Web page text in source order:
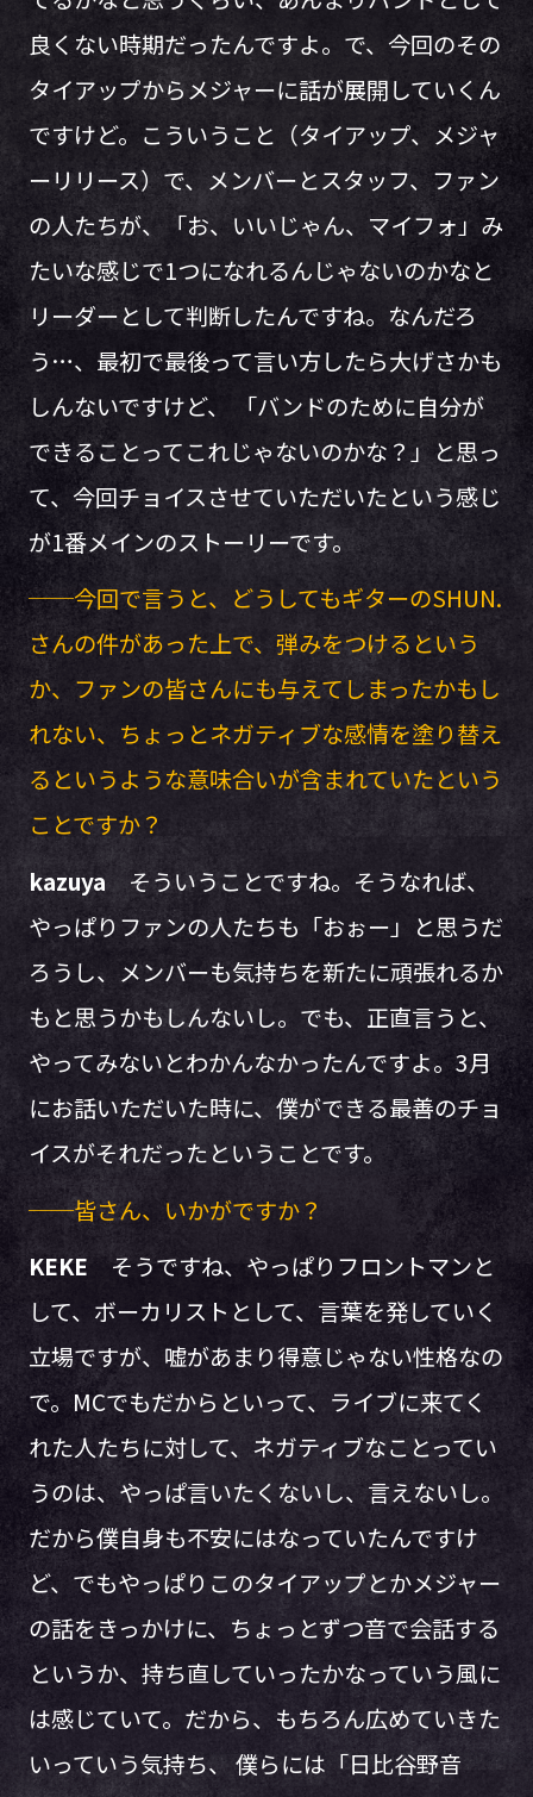
良くない時期だったんですよ。で、今回のその
タイアップからメジャーに話が展開していくん
ですけど。こういうこと（タイアップ、メジャ
ーリリース）で、メンバーとスタッフ、ファン
の人たちが、「お、いいじゃん、マイフォ」み
たいな感じで1つになれるんじゃないのかなと
リーダーとして判断したんですね。なんだろ
う…、最初で最後って言い方したら大げさかも
しんないですけど、 「バンドのために自分が
できることってこれじゃないのかな？」と思っ
て、今回チョイスさせていただいたという感じ
が1番メインのストーリーです。
──今回で言うと、どうしてもギターのSHUN.
さんの件があった上で、弾みをつけるという
か、ファンの皆さんにも与えてしまったかもし
れない、ちょっとネガティブな感情を塗り替え
るというような意味合いが含まれていたという
ことですか？
kazuya そういうことですね。そうなれば、
やっぱりファンの人たちも「おぉー」と思うだ
ろうし、メンバーも気持ちを新たに頑張れるか
もと思うかもしんないし。でも、正直言うと、
やってみないとわかんなかったんですよ。3月
にお話いただいた時に、僕ができる最善のチョ
イスがそれだったということです。
──皆さん、いかがですか？
KEKE そうですね、やっぱりフロントマンと
して、ボーカリストとして、言葉を発していく
立場ですが、嘘があまり得意じゃない性格なの
で。MCでもだからといって、ライブに来てく
れた人たちに対して、ネガティブなことってい
うのは、やっぱ言いたくないし、言えないし。
だから僕自身も不安にはなっていたんですけ
ど、でもやっぱりこのタイアップとかメジャー
の話をきっかけに、ちょっとずつ音で会話する
というか、持ち直していったかなっていう風に
は感じていて。だから、もちろん広めていきた
いっていう気持ち、 僕らには「日比谷野音